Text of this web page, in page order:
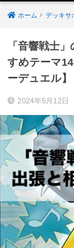
ホーム デッキサ
「音響戦士
すめテーマ
ーデュエル】
2024年5月12日